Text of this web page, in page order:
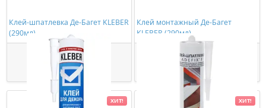
Клей-шпатлевка Де-Багет KLEBER
(290мл)
363,00 ₽/шт
Купить
Клей монтажный Де-Багет
KLEBER (290мл)
534,00 ₽/шт
Купить
ХИТ! ХИТ!